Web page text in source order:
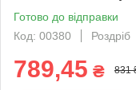
Готово до відправки
Код: 00380
Роздріб
789,45 ₴ 831